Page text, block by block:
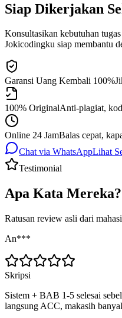
Siap Dikerjakan
Konsultasikan kebutuhan
Jokicodingku siap membantu
Garansi Uang Kembali 100%
100% OriginalAnti-plagiat,
Online 24 JamBalas cepat,
Chat via WhatsAppLihat
Testimonial
Apa Kata Mereka?
Ratusan review asli dari
An***
Skripsi
Sistem + BAB 1-5 selesai
langsung ACC, makasih